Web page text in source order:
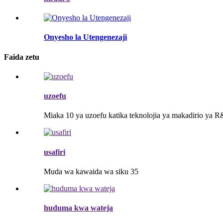
Onyesho la Utengenezaji
Faida zetu
uzoefu
Miaka 10 ya uzoefu katika teknolojia ya makadirio ya
usafiri
Muda wa kawaida wa siku 35
huduma kwa wateja